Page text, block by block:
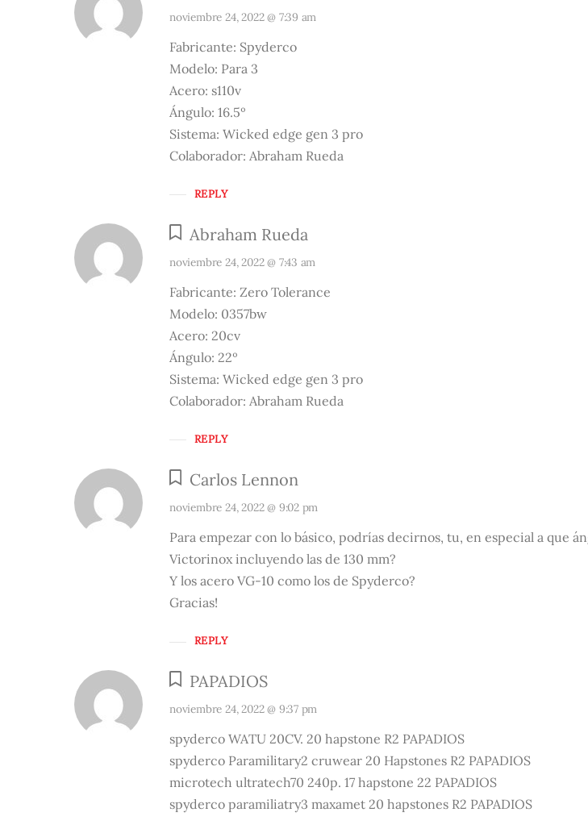
noviembre 24, 2022 @ 7:39 am
Fabricante: Spyderco
Modelo: Para 3
Acero: s110v
Ángulo: 16.5º
Sistema: Wicked edge gen 3 pro
Colaborador: Abraham Rueda
REPLY
Abraham Rueda
noviembre 24, 2022 @ 7:43 am
Fabricante: Zero Tolerance
Modelo: 0357bw
Acero: 20cv
Ángulo: 22º
Sistema: Wicked edge gen 3 pro
Colaborador: Abraham Rueda
REPLY
Carlos Lennon
noviembre 24, 2022 @ 9:02 pm
Para empezar con lo básico, podrías decirnos, tu, en especial a que
Victorinox incluyendo las de 130 mm?
Y los acero VG-10 como los de Spyderco?
Gracias!
REPLY
PAPADIOS
noviembre 24, 2022 @ 9:37 pm
spyderco WATU 20CV. 20 hapstone R2 PAPADIOS
spyderco Paramilitary2 cruwear 20 Hapstones R2 PAPADIOS
microtech ultratech70 240p. 17 hapstone 22 PAPADIOS
spyderco paramiliatry3 maxamet 20 hapstones R2 PAPADIOS